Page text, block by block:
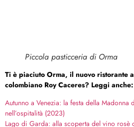
Piccola pasticceria di Orma
Ti è piaciuto Orma, il nuovo ristorante
colombiano Roy Caceres? Leggi anche:
Autunno a Venezia: la festa della Madonna
nell’ospitalità (2023)
Lago di Garda: alla scoperta del vino